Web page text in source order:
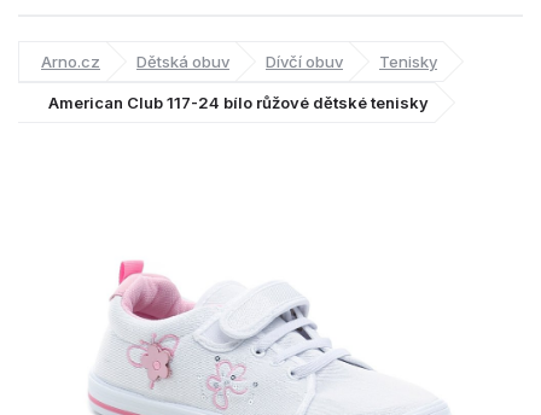
Arno.cz Dětská obuv Dívčí obuv Tenisky
American Club 117-24 bílo růžové dětské tenisky